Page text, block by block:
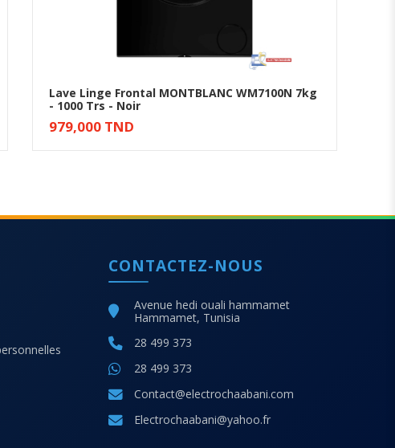
Lave Linge Frontal MONTBLANC WM7100N 7kg
- 1000 Trs - Noir
979,000 TND
CONTACTEZ-NOUS
Avenue hedi ouali hammamet
Hammamet, Tunisia
28 499 373
28 499 373
Contact@electrochaabani.com
Electrochaabani@yahoo.fr